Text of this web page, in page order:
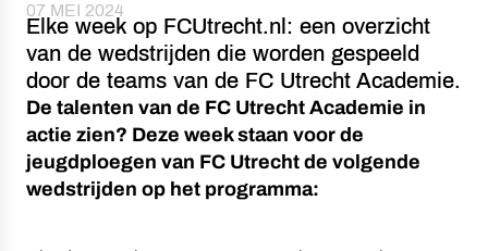
07 MEI 2024
Elke week op FCUtrecht.nl: een overzicht
van de wedstrijden die worden gespeeld
door de teams van de FC Utrecht Academie.
De talenten van de FC Utrecht Academie in
actie zien? Deze week staan voor de
jeugdploegen van FC Utrecht de volgende
wedstrijden op het programma: